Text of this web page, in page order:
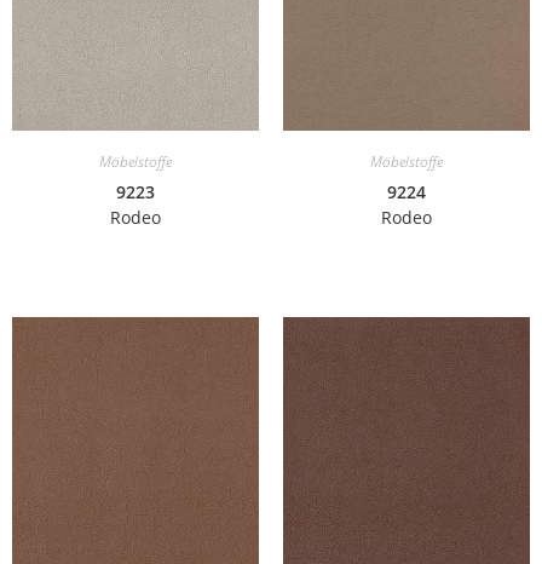
Möbelstoffe
9223
Rodeo
Möbelstoffe
9224
Rodeo